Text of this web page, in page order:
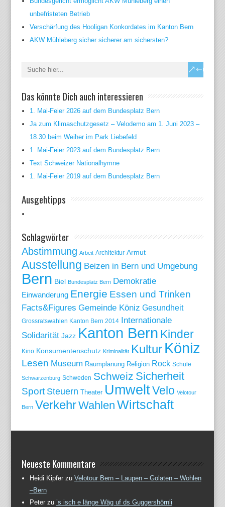
unbefristeten Betrieb
Verschärfung des Hooligan Konkordates im Kanton Bern
AKW Mühleberg sicher sicherer am sichersten?
Das könnte Dich auch interessieren
1. Mai-Feier 2026 auf dem Bundesplatz Bern
Ja zum Klimaschutzgesetz – Velodemo am 1. Juni 2023 –
18.30 beim Weiher im Park Liebefeld
1. Mai-Feier 2023 auf dem Bundesplatz Bern
Text Schweizer Nationalhymne
1. Mai-Feier 2019 auf dem Bundesplatz Bern
Ausgehtipps
Schlagwörter
Abstimmung Arbeit Architektur Armut
Ausstellung Beizen in Bern und Umgebung
Bern Biel Bundesplatz Bern Demokratie
Einwanderung Energie Essen und Trinken
Facts&Figures Gemeinde Köniz Gesundheit
Grossratswahlen Kanton Bern 2014
Internationale
Solidarität Jazz Kanton Bern Kinder
Kino Konsumentenschutz Kriminalität Kultur Köniz
Lesen Museum Raumplanung Religion Rock Schule
Schwarzenburg Schweden Schweiz Sicherheit
Sport Steuern Theater UmweltVelo Velotour
Bern VerkehrWahlen Wirtschaft
Neueste Kommentare
Heidi Kipferzu Velotour Bern – Laupen – Golaten – Wohlen
–Bern
Peterzu ’s isch e länge Wäg uf ds Guggershörnli